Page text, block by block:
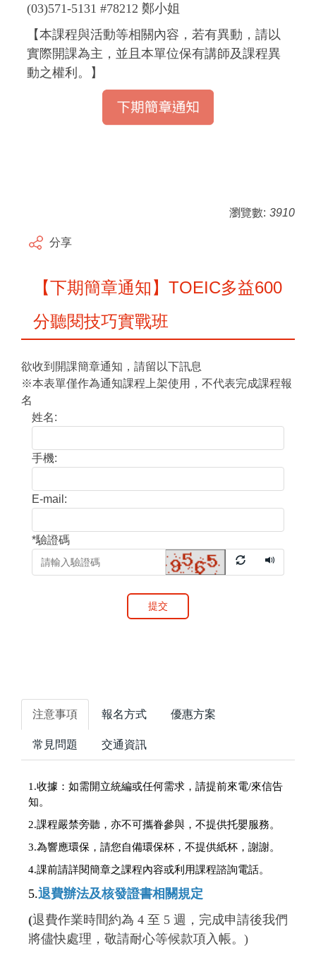
(03)571-5131 #78212 鄭小姐
【本課程與活動等相關內容，若有異動，請以
實際開課為主，並且本單位保有講師及課程異
動之權利。】
瀏覽數: 3910
分享
【下期簡章通知】TOEIC多益600
分聽閱技巧實戰班
欲收到開課簡章通知，請留以下訊息
※本表單僅作為通知課程上架使用，不代表完成課程報
名
姓名:
手機:
E-mail:
*驗證碼
提交
注意事項 報名方式 優惠方案
常見問題 交通資訊
1.收據： 如需開立統編或任何需求，請提前來電/來信告
知。
2.課程嚴禁旁聽，亦不可攜眷參與，不提供托嬰服務。
3.為響應環保，請您自備環保杯，不提供紙杯，謝謝。
4.課前請詳閱簡章之課程內容或利用課程諮詢電話。
5.退費辦法及核發證書相關規定
(退費作業時間約為 4 至 5 週，完成申請後我們
將儘快處理，敬請耐心等候款項入帳。)